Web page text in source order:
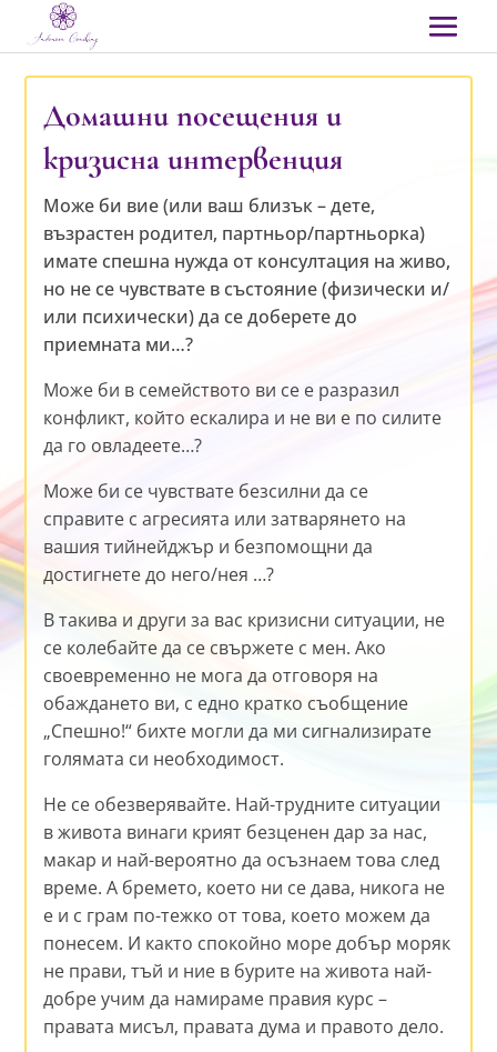
Домашни посещения и
кризисна интервенция
Може би вие (или ваш близък – дете,
възрастен родител, партньор/партньорка)
имате спешна нужда от консултация на живо,
но не се чувствате в състояние (физически и/
или психически) да се доберете до
приемната ми…?
Може би в семейството ви се е разразил
конфликт, който ескалира и не ви е по силите
да го овладеете…?
Може би се чувствате безсилни да се
справите с агресията или затварянето на
вашия тийнейджър и безпомощни да
достигнете до него/нея …?
В такива и други за вас кризисни ситуации, не
се колебайте да се свържете с мен. Ако
своевременно не мога да отговоря на
обаждането ви, с едно кратко съобщение
„Спешно!“ бихте могли да ми сигнализирате
голямата си необходимост.
Не се обезверявайте. Най-трудните ситуации
в живота винаги крият безценен дар за нас,
макар и най-вероятно да осъзнаем това след
време. А бремето, което ни се дава, никога не
е и с грам по-тежко от това, което можем да
понесем. И както спокойно море добър моряк
не прави, тъй и ние в бурите на живота най-
добре учим да намираме правия курс –
правата мисъл, правата дума и правото дело.